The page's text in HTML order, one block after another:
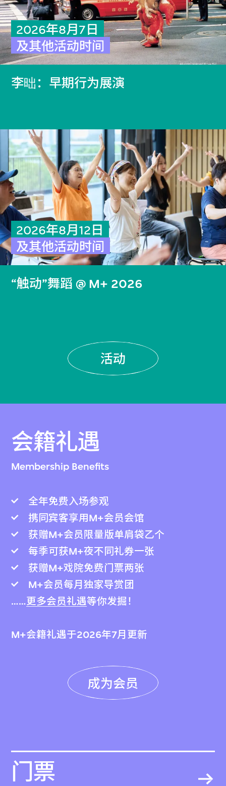
2026年8月7日
及其他活动时间
李昢：早期行为展演
2026年8月12日
及其他活动时间
“触动”舞蹈 @ M+ 2026
活动
会籍礼遇
Membership Benefits
全年免费入场参观
携同宾客享用M+会员会馆
获赠M+会员限量版单肩袋乙个
每季可获M+夜不同礼券一张
获赠M+戏院免费门票两张
M+会员每月独家导赏团
……更多会员礼遇等你发掘！
M+会籍礼遇于2026年7月更新
成为会员
门票